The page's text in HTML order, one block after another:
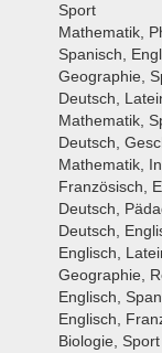
Sport
Mathematik,
Spanisch,
Geographie,
Deutsch,
Mathematik,
Deutsch,
Mathematik,
Französisch,
Deutsch,
Deutsch,
Englisch,
Geographie,
Englisch,
Englisch,
Biologie, Sport